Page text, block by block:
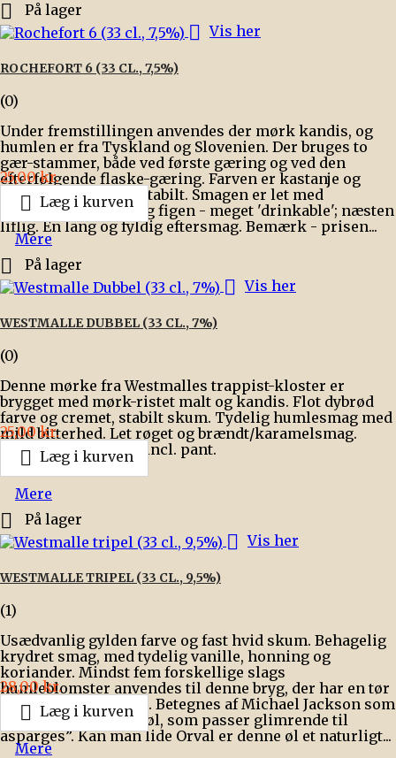
 På lager
 Vis her
ROCHEFORT 6 (33 CL., 7,5%)
(0)
Under fremstillingen anvendes der mørk kandis, og
humlen er fra Tyskland og Slovenien. Der bruges to
gær-stammer, både ved første gæring og ved den
efterfølgende flaske-gæring. Farven er kastanje og
skummet er flot og stabilt. Smagen er let med
antydning af tobak og figen - meget 'drinkable'; næsten
liflig. En lang og fyldig eftersmag. Bemærk - prisen...
Pris
25,00 kr.
 Læg i kurven
Mere
 På lager
 Vis her
WESTMALLE DUBBEL (33 CL., 7%)
(0)
Denne mørke fra Westmalles trappist-kloster er
brygget med mørk-ristet malt og kandis. Flot dybrød
farve og cremet, stabilt skum. Tydelig humlesmag med
mild bitterhed. Let røget og brændt/karamelsmag.
Bemærk - prisen er incl. pant.
Pris
25,00 kr.
 Læg i kurven
Mere
 På lager
 Vis her
WESTMALLE TRIPEL (33 CL., 9,5%)
(1)
Usædvanlig gylden farve og fast hvid skum. Behagelig
krydret smag, med tydelig vanille, honning og
koriander. Mindst fem forskellige slags
humleblomster anvendes til denne bryg, der har en tør
og humlet eftersmag. Betegnes af Michael Jackson som
”en af verdens store øl, som passer glimrende til
asparges”. Kan man lide Orval er denne øl et naturligt...
Pris
28,00 kr.
 Læg i kurven
Mere